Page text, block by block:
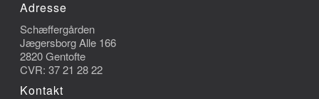
Adresse
Schæffergården
Jægersborg Alle 166
2820 Gentofte
CVR: 37 21 28 22
Kontakt